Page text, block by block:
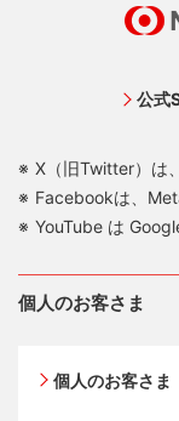
公式
X（旧Twitter）は
Facebookは、
YouTube は
個人のお客さま
個人のお客さ